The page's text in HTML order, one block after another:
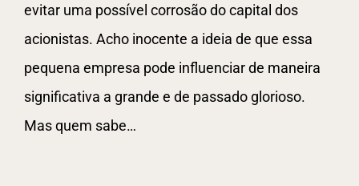
evitar uma possível corrosão do capital dos
acionistas. Acho inocente a ideia de que essa
pequena empresa pode influenciar de maneira
significativa a grande e de passado glorioso.
Mas quem sabe…